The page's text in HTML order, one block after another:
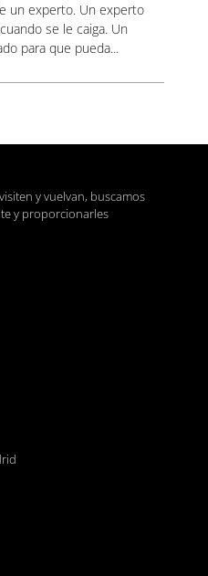
un experto. Un experto
se le caiga. Un
para que pueda...
y vuelvan, buscamos
y proporcionarles